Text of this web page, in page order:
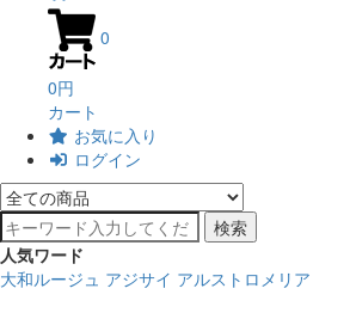
0
0円
カート
お気に入り
ログイン
検索
人気ワード
大和ルージュ アジサイ アルストロメリア